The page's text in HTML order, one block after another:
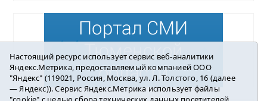
Настоящий ресурс использует сервис веб-аналитики
Яндекс.Метрика, предоставляемый компанией ООО
"Яндекс" (119021, Россия, Москва, ул. Л. Толстого, 16 (далее
— Яндекс)). Сервис Яндекс.Метрика использует файлы